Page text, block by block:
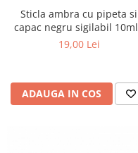
Sticla ambra cu pipeta si
capac negru sigilabil 10ml -
set 5 buc
19,00 Lei
ADAUGA IN COS